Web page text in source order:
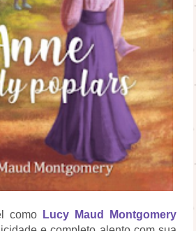
como
Lucy Maud Montgomery